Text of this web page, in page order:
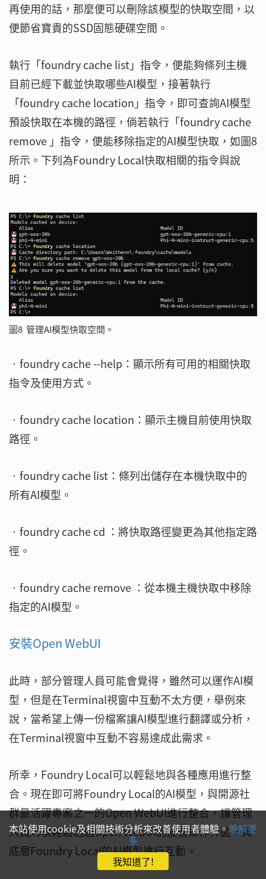
再使用的話，那麼便可以刪除該模型的快取空間，以
便節省寶貴的SSD固態硬碟空間。
執行「foundry cache list」指令，便能夠條列主機
目前已經下載並快取哪些AI模型，接著執行
「foundry cache location」指令，即可查詢AI模型
預設快取在本機的路徑，倘若執行「foundry cache
remove 」指令，便能移除指定的AI模型快取，如圖8
所示。下列為Foundry Local快取相關的指令與說
明：
圖8 管理AI模型快取空間。
‧foundry cache --help：顯示所有可用的相關快取
指令及使用方式。
‧foundry cache location：顯示主機目前使用快取
路徑。
‧foundry cache list：條列出儲存在本機快取中的
所有AI模型。
‧foundry cache cd ：將快取路徑變更為其他指定路
徑。
‧foundry cache remove ：從本機主機快取中移除
指定的AI模型。
安裝Open WebUI
此時，部分管理人員可能會覺得，雖然可以運作AI模
型，但是在Terminal視窗中互動不太方便，舉例來
說，當希望上傳一份檔案讓AI模型進行翻譯或分析，
在Terminal視窗中互動不容易達成此需求。
所幸，Foundry Local可以輕鬆地與各種應用進行整
合。現在即可將Foundry Local的AI模型，與開源社
群最活躍專案之一的Open WebUI進行整合，讓管理
人員可以輕鬆透過Open WebUI的友善操作介面，與
底層Foundry Local的AI模型進行互動。
本站使用cookie及相關技術分析來改善使用者體驗。瞭解更
多
我知道了!